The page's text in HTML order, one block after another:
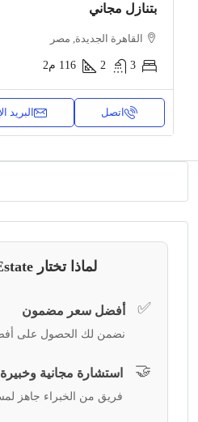
بتنازل مجاني
القاهرة الجديدة, مصر
3
2
116 م2
اتصل البريد
لماذا تختار Tycoon Estate؟
✅ أفضل سعر مضمون
نضمن لك الحصول على
🤝 استشارة مجانية وخبيرة
فريق من الخبراء جاهز